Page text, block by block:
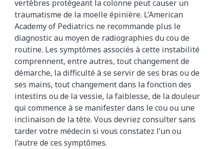
vertèbres protégeant la colonne peut causer un
traumatisme de la moelle épinière. L’American
Academy of Pediatrics ne recommande plus le
diagnostic au moyen de radiographies du cou de
routine. Les symptômes associés à cette instabilité
comprennent, entre autres, tout changement de
démarche, la difficulté à se servir de ses bras ou de
ses mains, tout changement dans la fonction des
intestins ou de la vessie, la faiblesse, de la douleur
qui commence à se manifester dans le cou ou une
inclinaison de la tête. Vous devriez consulter sans
tarder votre médecin si vous constatez l’un ou
l’autre de ces symptômes.